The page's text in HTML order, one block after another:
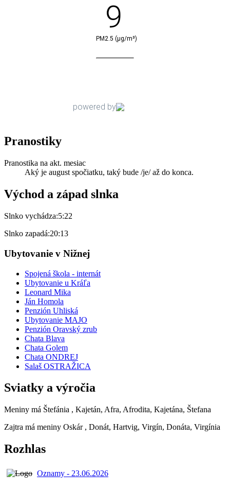
Pranostiky
Pranostika na akt. mesiac
Aký je august spočiatku, taký bude /je/ až do konca.
Východ a západ slnka
Slnko vychádza:5:22
Slnko zapadá:20:13
Ubytovanie v Nižnej
Spojená škola - internát
Ubytovanie u Kráľa
Leonard Mika
Ján Homola
Penzión Uhliská
Ubytovanie MAJO
Penzión Oravský zrub
Chata Blava
Chata Golem
Chata ONDREJ
Salaš OSTRAŽICA
Sviatky a výročia
Meniny má Štefánia , Kajetán, Afra, Afrodita, Kajetána, Štefana
Zajtra má meniny Oskár , Donát, Hartvig, Virgín, Donáta, Virgínia
Rozhlas
Oznamy - 23.06.2026